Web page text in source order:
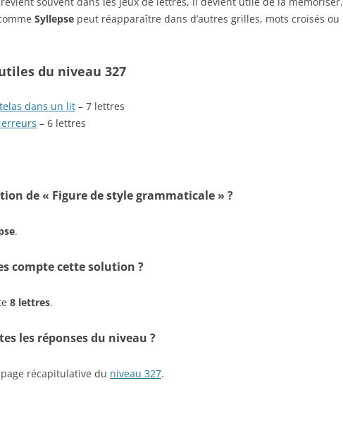
Syllepse peut réapparaître dans d’autres grilles, mots croisés ou
du niveau 327
dans un lit – 7 lettres
erreurs – 6 lettres
de « Figure de style grammaticale » ?
.
compte cette solution ?
8 lettres.
les réponses du niveau ?
récapitulative du niveau 327.